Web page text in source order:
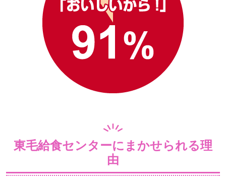
東毛給食センターにまかせられる理
由